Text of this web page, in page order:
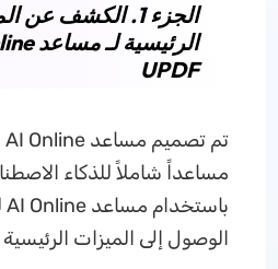
الجزء 1. الكشف عن
UPDF
الوصول إلى الميزات الرئيسية